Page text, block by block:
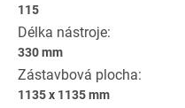
115
Délka nástroje:
330 mm
Zástavbová plocha:
1135 x 1135 mm